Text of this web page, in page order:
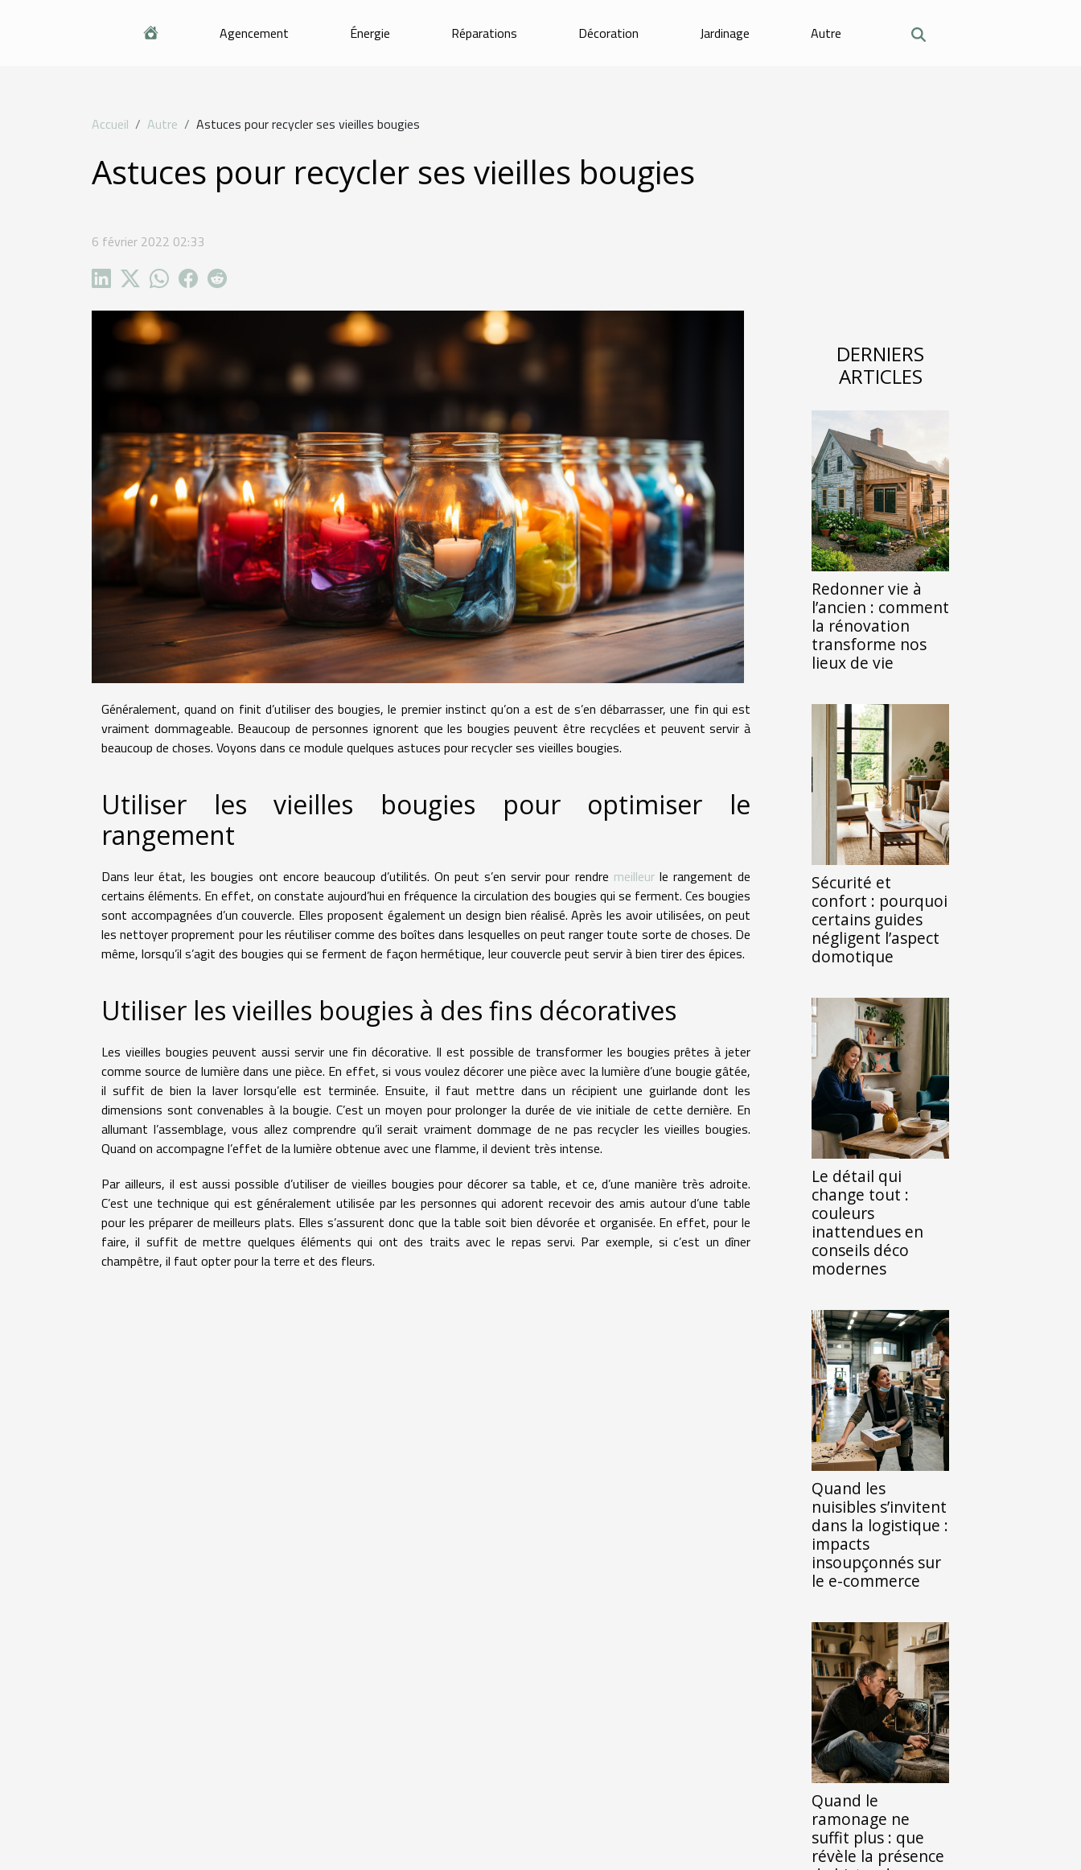
Agencement Énergie Réparations Décoration Jardinage Autre
Accueil Autre Astuces pour recycler ses vieilles bougies
Astuces pour recycler ses vieilles bougies
6 février 2022 02:33
Généralement, quand on finit d’utiliser des bougies, le premier instinct qu’on a est de s’en débarrasser, une fin qui est
vraiment dommageable. Beaucoup de personnes ignorent que les bougies peuvent être recyclées et peuvent servir à
beaucoup de choses. Voyons dans ce module quelques astuces pour recycler ses vieilles bougies.
Utiliser les vieilles bougies pour optimiser le
rangement
Dans leur état, les bougies ont encore beaucoup d’utilités. On peut s’en servir pour rendre meilleur le rangement de
certains éléments. En effet, on constate aujourd’hui en fréquence la circulation des bougies qui se ferment. Ces bougies
sont accompagnées d’un couvercle. Elles proposent également un design bien réalisé. Après les avoir utilisées, on peut
les nettoyer proprement pour les réutiliser comme des boîtes dans lesquelles on peut ranger toute sorte de choses. De
même, lorsqu’il s’agit des bougies qui se ferment de façon hermétique, leur couvercle peut servir à bien tirer des épices.
Utiliser les vieilles bougies à des fins décoratives
Les vieilles bougies peuvent aussi servir une fin décorative. Il est possible de transformer les bougies prêtes à jeter
comme source de lumière dans une pièce. En effet, si vous voulez décorer une pièce avec la lumière d’une bougie gâtée,
il suffit de bien la laver lorsqu’elle est terminée. Ensuite, il faut mettre dans un récipient une guirlande dont les
dimensions sont convenables à la bougie. C’est un moyen pour prolonger la durée de vie initiale de cette dernière. En
allumant l’assemblage, vous allez comprendre qu’il serait vraiment dommage de ne pas recycler les vieilles bougies.
Quand on accompagne l’effet de la lumière obtenue avec une flamme, il devient très intense.
Par ailleurs, il est aussi possible d’utiliser de vieilles bougies pour décorer sa table, et ce, d’une manière très adroite.
C’est une technique qui est généralement utilisée par les personnes qui adorent recevoir des amis autour d’une table
pour les préparer de meilleurs plats. Elles s’assurent donc que la table soit bien dévorée et organisée. En effet, pour le
faire, il suffit de mettre quelques éléments qui ont des traits avec le repas servi. Par exemple, si c’est un dîner
champêtre, il faut opter pour la terre et des fleurs.
DERNIERS
ARTICLES
Redonner vie à
l’ancien : comment
la rénovation
transforme nos
lieux de vie
Sécurité et
confort : pourquoi
certains guides
négligent l’aspect
domotique
Le détail qui
change tout :
couleurs
inattendues en
conseils déco
modernes
Quand les
nuisibles s’invitent
dans la logistique :
impacts
insoupçonnés sur
le e-commerce
Quand le
ramonage ne
suffit plus : que
révèle la présence